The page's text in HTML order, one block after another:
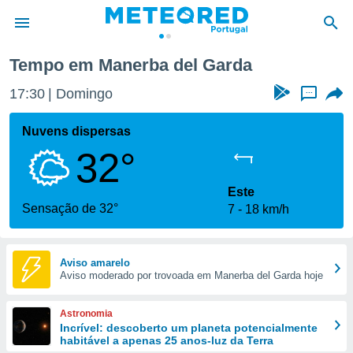
da
foi
fornecidas
a este
das
e
forma
digital
Tempo em Manerba del Garda
17:30 Domingo ...
Nuvens dispersas
32°
Sensação de 32°
Este
7
18 km/h
Aviso amarelo
Aviso moderado por trovoada em Manerba del Garda hoje
Astronomia
Incrível: descoberto um planeta potencialmente
habitável a apenas 25 anos-luz da Terra